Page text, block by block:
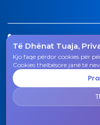
Të Dhënat Tuaja,
Kjo faqe përdor cookies për
Cookies thelbësore janë të
038 200 20 831
Email
rektorati@uni-
Rektorati - Rr.
Republika e